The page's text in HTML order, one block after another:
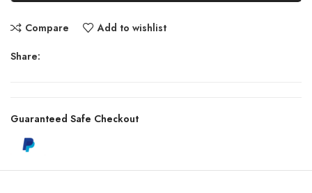
Compare Add to wishlist
Share:
Guaranteed Safe Checkout